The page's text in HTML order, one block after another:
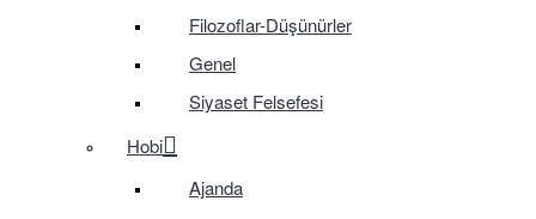
Filozoflar-Düşünürler
Genel
Siyaset Felsefesi
Hobi
Ajanda